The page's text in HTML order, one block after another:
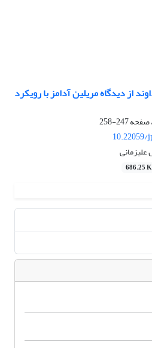
از دیدگاه مریلین آدامز با رویکرد
247-258
10.22059/
686.25 K